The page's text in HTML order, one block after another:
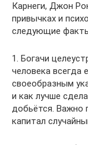
Карнеги, Джон
привычках и
следующие
1. Богачи
человека всегда
своеобразным
и как лучше
добьётся. Важно
капитал